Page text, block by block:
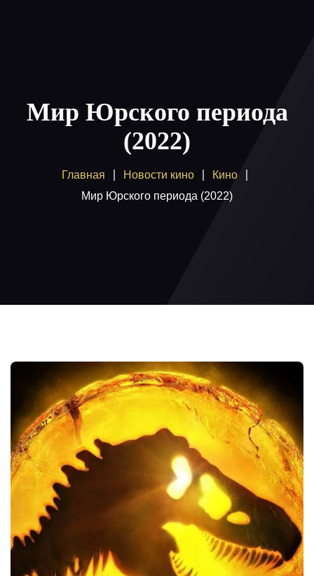
Как смотреть
Купить
Помощь
Мир Юрского периода
(2022)
Главная Новости кино
Кино
Мир Юрского периода (2022)